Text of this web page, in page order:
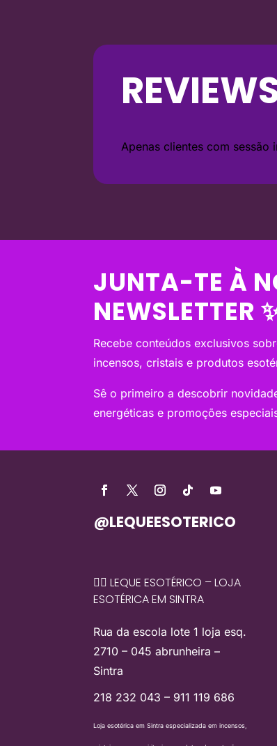
Apenas clientes com
JUNTA-TE À
NEWSLETTER
Recebe conteúdos exclusivos
incensos, cristais e produtos
Sê o primeiro a descobrir
energéticas e promoções
@LEQUEESOTERICO
🧙‍♀️ LEQUE ESOTÉRICO – LOJA
ESOTÉRICA EM SINTRA
Rua da escola lote 1 loja esq.
2710 – 045 abrunheira –
Sintra
218 232 043 – 911 119 686
Loja esotérica em Sintra especializada em incensos,